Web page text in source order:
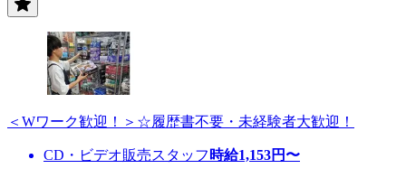
＜Wワーク歓迎！＞☆履歴書不要・未経験者大歓迎！
CD・ビデオ販売スタッフ 時給1,153円〜